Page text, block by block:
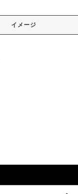
イメージ